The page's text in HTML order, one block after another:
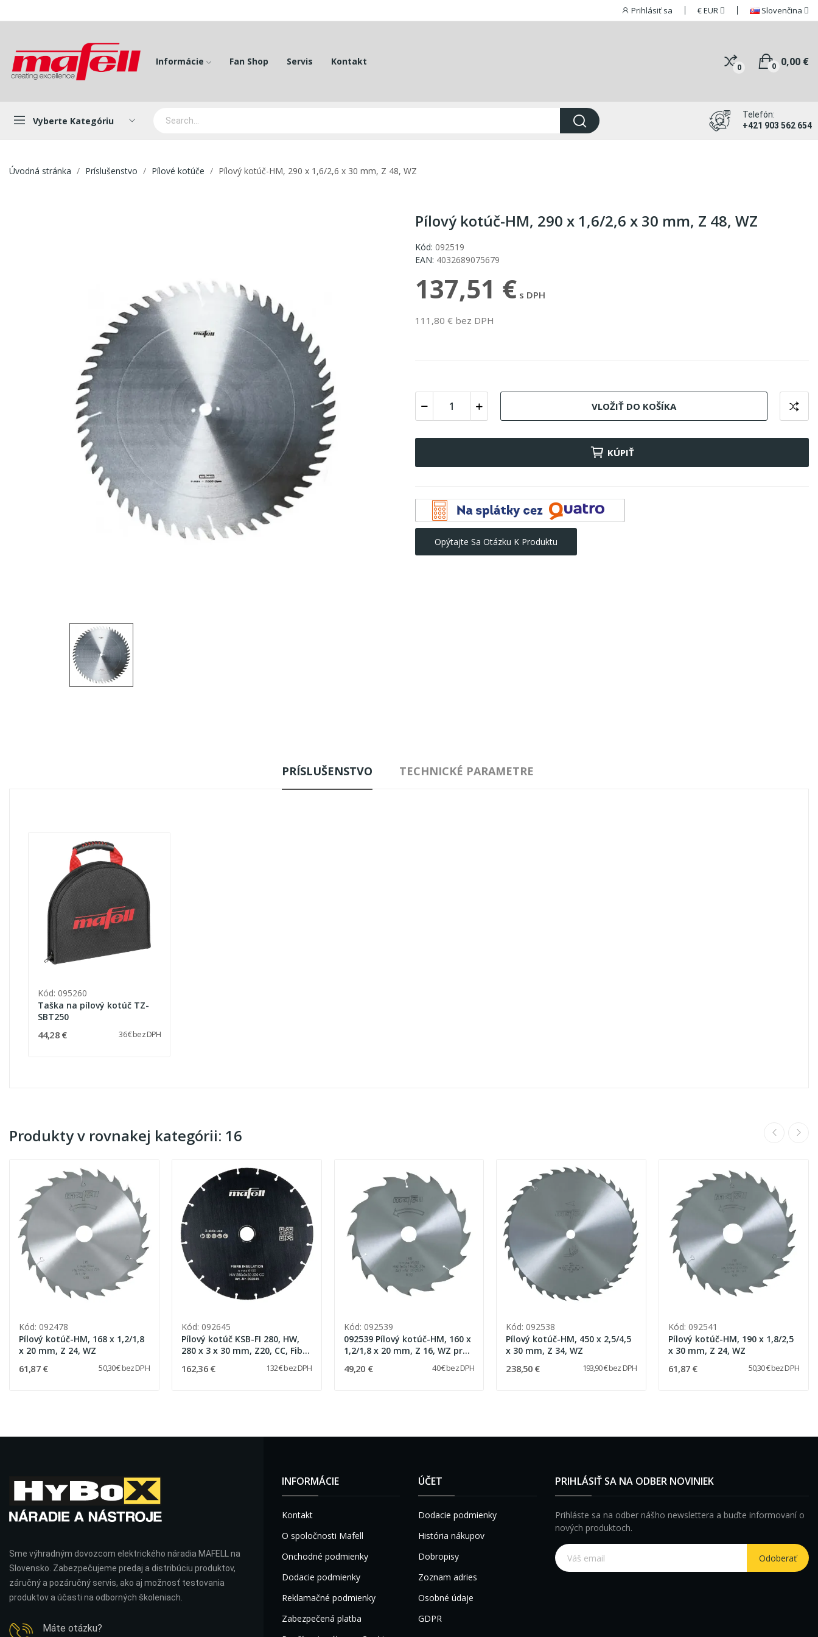
Prihlásiť sa €EUR Slovenčina
Informácie Fan Shop Servis Kontakt
0 0,00 €
0
Vyberte Kategóriu
Telefón:
+421 903 562 654
Úvodná stránka Príslušenstvo Pílové kotúče Pílový kotúč-HM, 290 x 1,6/2,6 x 30 mm, Z 48, WZ
Pílový kotúč-HM, 290 x 1,6/2,6 x 30 mm, Z 48, WZ
Kód: 092519
EAN: 4032689075679
137,51 € s DPH
111,80 € bez DPH
VLOŽIŤ DO KOŠÍKA
KÚPIŤ
Opýtajte Sa Otázku K Produktu
PRÍSLUŠENSTVO TECHNICKÉ PARAMETRE
Kód: 095260
Taška na pílový kotúč TZ-
SBT250
44,28 € 36 € bez DPH
Produkty v rovnakej kategórii: 16
Kód: 092478
Pílový kotúč-HM, 168 x 1,2/1,8
x 20 mm, Z 24, WZ
61,87 € 50,30 € bez DPH
Kód: 092645
Pílový kotúč KSB-FI 280, HW,
280 x 3 x 30 mm, Z20, CC, Fibre
162,36 € 132 € bez DPH
Kód: 092539
092539 Pílový kotúč-HM, 160 x
1,2/1,8 x 20 mm, Z 16, WZ pre
49,20 € 40 € bez DPH
Kód: 092538
Pílový kotúč-HM, 450 x 2,5/4,5
x 30 mm, Z 34, WZ
238,50 € 193,90 € bez DPH
Kód: 092541
Pílový kotúč-HM, 190 x 1,8/2,5
x 30 mm, Z 24, WZ
61,87 € 50,30 € bez DPH
Sme výhradným dovozcom elektrického náradia MAFELL na
Slovensko. Zabezpečujeme predaj a distribúciu produktov,
záručný a pozáručný servis, ako aj možnosť testovania
produktov a účasti na odborných školeniach.
Máte otázku?
INFORMÁCIE
Kontakt
O spoločnosti Mafell
Onchodné podmienky
Dodacie podmienky
Reklamačné podmienky
Zabezpečená platba
ÚČET
Dodacie podmienky
História nákupov
Dobropisy
Zoznam adries
Osobné údaje
GDPR
PRIHLÁSIŤ SA NA ODBER NOVINIEK
Prihláste sa na odber nášho newslettera a buďte informovaní o
nových produktoch.
Odoberať